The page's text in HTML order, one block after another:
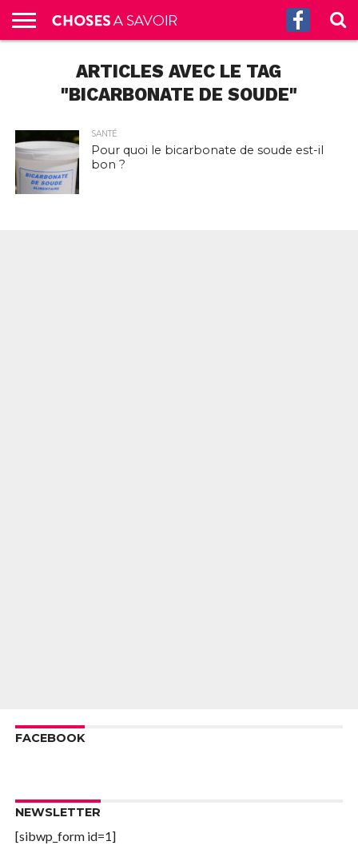
CULTURE
SCIENCES
HISTOIRE
ÉCONOMIE
INCROYABLE
S’ABONNER
PODCASTS
CONTACT
PROPOSARTICLES AVEC LE TAG
"BICARBONATE DE SOUDE"
SANTÉ
Pour quoi le bicarbonate de soude est-il
bon ?
FACEBOOK
NEWSLETTER
[sibwp_form id=1]